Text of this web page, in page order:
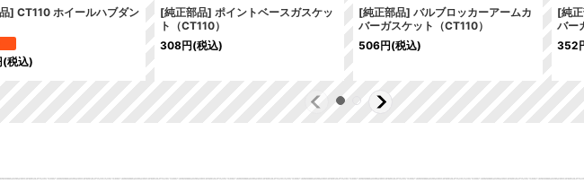
] CT110 ホイールハブダン
(税込)
[純正部品] ポイントベースガスケッ
ト（CT110）
308円(税込)
[純正部品] バルブロッカーアームカ
バーガスケット（CT110）
506円(税込)
[純
バー
352